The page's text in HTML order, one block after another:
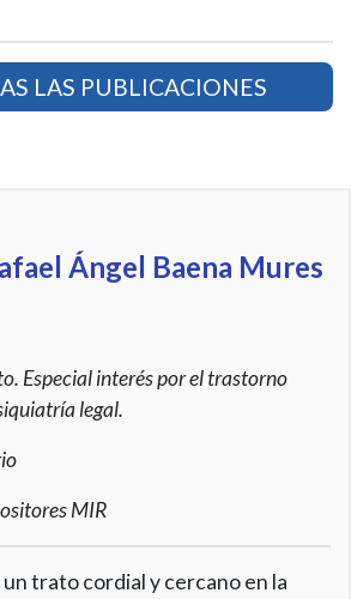
LAS PUBLICACIONES
Ángel Baena Mures
Especial interés por el trastorno
legal.
MIR
trato cordial y cercano en la